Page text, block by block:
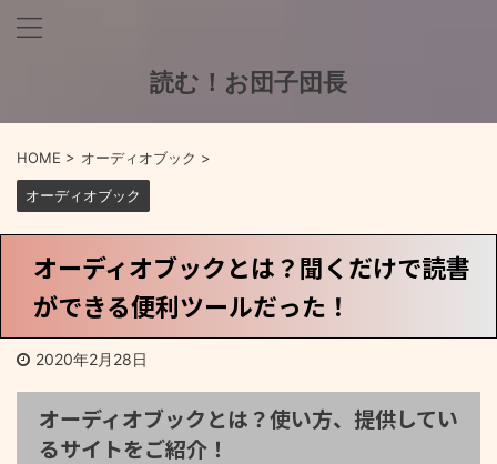
読む！お団子団長
HOME > オーディオブック >
オーディオブック
オーディオブックとは？聞くだけで読書
ができる便利ツールだった！
2020年2月28日
オーディオブックとは？使い方、提供してい
るサイトをご紹介！